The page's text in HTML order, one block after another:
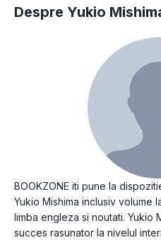
Despre Yukio
BOOKZONE iti pune la
Yukio Mishima inclusiv volume
limba engleza si noutati. Yukio
succes rasunator la nivelul